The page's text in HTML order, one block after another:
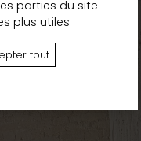
parties du site
plus utiles
tout